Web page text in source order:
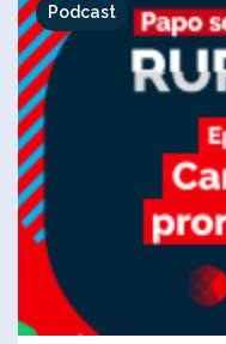
Podcast